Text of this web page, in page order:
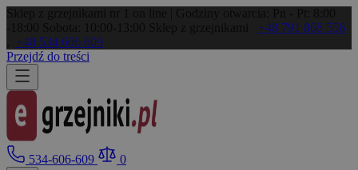
+48 791 868 556
+48 534 606 609
Przejdź do treści
534-606-609 0